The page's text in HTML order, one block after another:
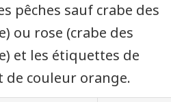
pêches sauf crabe des
ou rose (crabe des
et les étiquettes de
de couleur orange.